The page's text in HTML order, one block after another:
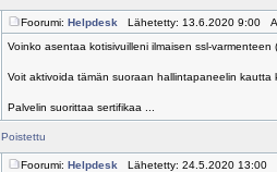
Foorumi: Helpdesk Lähetetty: 13.6.2020 9:00
Voinko asentaa kotisivuilleni ilmaisen ssl-varmenteen
Voit aktivoida tämän suoraan hallintapaneelin kautta
Palvelin suorittaa sertifikaa ...
Poistettu
Foorumi: Helpdesk Lähetetty: 24.5.2020 13:00